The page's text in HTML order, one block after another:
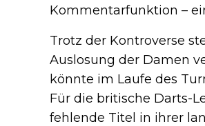
Kommentarfunktion –
Trotz der Kontroverse
Auslosung der Damen
könnte im Laufe des
Für die britische Darts-
fehlende Titel in ihrer